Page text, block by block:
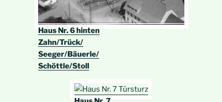
Haus Nr. 6 hinten
Zahn/Trück/
Seeger/Bäuerle/
Schöttle/Stoll